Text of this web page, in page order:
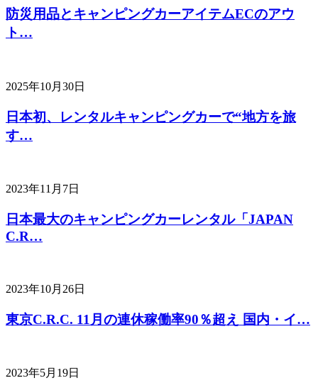
防災用品とキャンピングカーアイテムECのアウ
ト…
2025年10月30日
日本初、レンタルキャンピングカーで“地方を旅
す…
2023年11月7日
日本最大のキャンピングカーレンタル「JAPAN
C.R…
2023年10月26日
東京C.R.C. 11月の連休稼働率90％超え 国内・イ…
2023年5月19日